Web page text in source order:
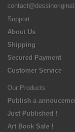
Support
About Us
Shipping
Secured Payment
Customer Service
Our Products
Publish a
Just Published !
Art Book Sale !